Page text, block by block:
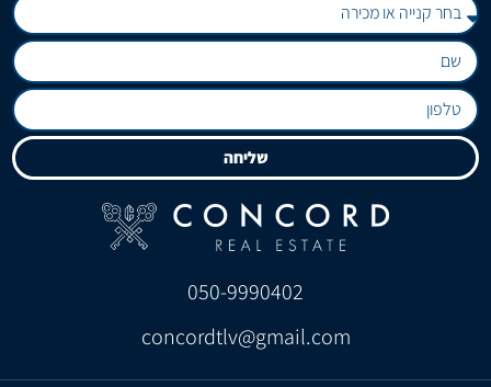
שליחה
050-9990402
concordtlv@gmail.com